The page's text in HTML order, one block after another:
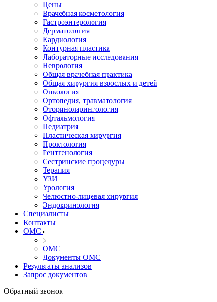
Цены
Врачебная косметология
Гастроэнтерология
Дерматология
Кардиология
Контурная пластика
Лабораторные исследования
Неврология
Общая врачебная практика
Общая хирургия взрослых и детей
Онкология
Ортопедия, травматология
Оториноларингология
Офтальмология
Педиатрия
Пластическая хирургия
Проктология
Рентгенология
Сестринские процедуры
Терапия
УЗИ
Урология
Челюстно-лицевая хирургия
Эндокринология
Специалисты
Контакты
ОМС
ОМС
Документы ОМС
Результаты анализов
Запрос документов
Обратный звонок